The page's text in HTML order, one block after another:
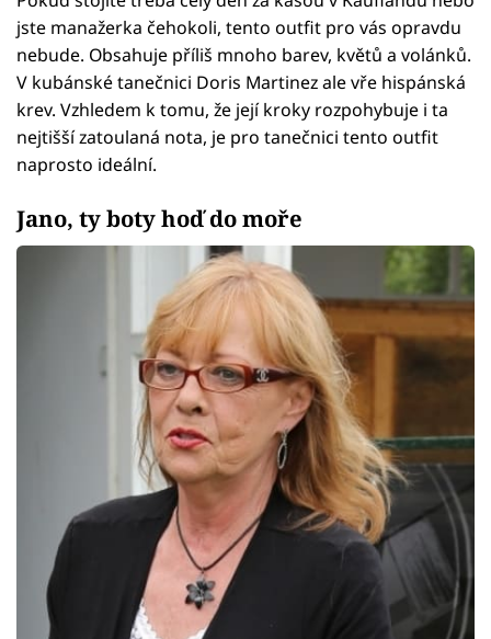
jste manažerka čehokoli, tento outfit pro vás opravdu
nebude. Obsahuje příliš mnoho barev, květů a volánků.
V kubánské tanečnici Doris Martinez ale vře hispánská
krev. Vzhledem k tomu, že její kroky rozpohybuje i ta
nejtišší zatoulaná nota, je pro tanečnici tento outfit
naprosto ideální.
Jano, ty boty hoď do moře